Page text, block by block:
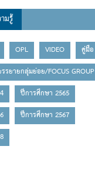
มรู้
OPL VIDEO
คู่มือ
รยายกลุ่มย่อย/FOCUS GROUP
ปีการศึกษา 2565
ปีการศึกษา 2567